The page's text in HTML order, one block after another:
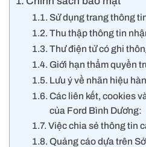
Sử dụng trang thông
Thu thập thông tin
Thư điện tử có ghi
Giới hạn thẩm quyền
Lưu ý về nhãn hiệu
Các liên kết, cookies
của Ford Bình Dương:
Việc chia sẻ thông tin
Quảng cáo dựa trên